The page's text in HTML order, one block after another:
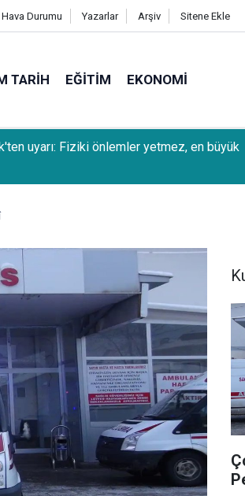
Hava Durumu Yazarlar Arşiv Sitene Ekle
TARIH EĞITIM EKONOMI
uyuşmazlıkların mahkemeye